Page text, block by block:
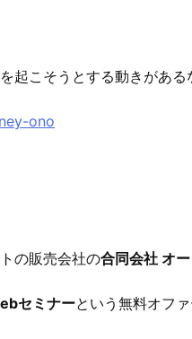
起こそうとする動きがある
ono
の販売会社の合同会社 オー
セミナーという無料オフ